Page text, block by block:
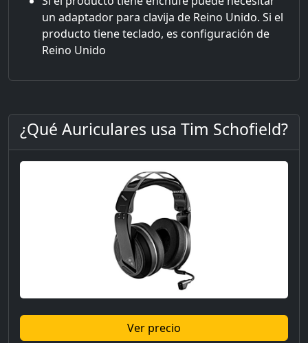
un adaptador para clavija de Reino Unido. Si el
producto tiene teclado, es configuración de
Reino Unido
¿Qué Auriculares usa Tim Schofield?
Ver precio